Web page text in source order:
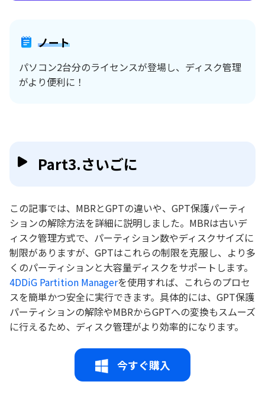
ノート
パソコン2台分のライセンスが登場し、ディスク管理
がより便利に！
Part3.さいごに
この記事では、MBRとGPTの違いや、GPT保護パーティ
ションの解除方法を詳細に説明しました。MBRは古いデ
ィスク管理方式で、パーティション数やディスクサイズに
制限がありますが、GPTはこれらの制限を克服し、より多
くのパーティションと大容量ディスクをサポートします。
4DDiG Partition Managerを使用すれば、これらのプロセ
スを簡単かつ安全に実行できます。具体的には、GPT保護
パーティションの解除やMBRからGPTへの変換もスムーズ
に行えるため、ディスク管理がより効率的になります。
今すぐ購入